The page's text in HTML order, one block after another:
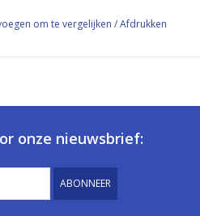
om te vergelijken /Afdrukken
onze nieuwsbrief:
ABONNEER